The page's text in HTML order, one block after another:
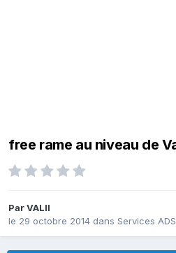
free rame au niveau de
ParVALII
le 29 octobre 2014 dans Services